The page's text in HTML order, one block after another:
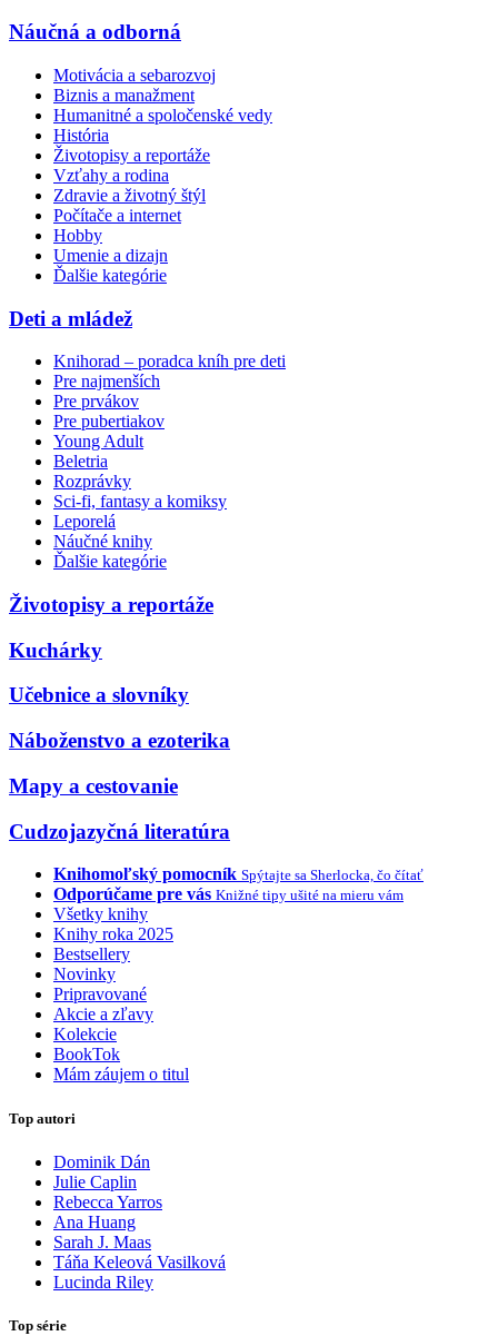
Náučná a odborná
Motivácia a sebarozvoj
Biznis a manažment
Humanitné a spoločenské vedy
História
Životopisy a reportáže
Vzťahy a rodina
Zdravie a životný štýl
Počítače a internet
Hobby
Umenie a dizajn
Ďalšie kategórie
Deti a mládež
Knihorad – poradca kníh pre deti
Pre najmenších
Pre prvákov
Pre pubertiakov
Young Adult
Beletria
Rozprávky
Sci-fi, fantasy a komiksy
Leporelá
Náučné knihy
Ďalšie kategórie
Životopisy a reportáže
Kuchárky
Učebnice a slovníky
Náboženstvo a ezoterika
Mapy a cestovanie
Cudzojazyčná literatúra
Knihomoľský pomocník Spýtajte sa Sherlocka, čo čítať
Odporúčame pre vás Knižné tipy ušité na mieru vám
Všetky knihy
Knihy roka 2025
Bestsellery
Novinky
Pripravované
Akcie a zľavy
Kolekcie
BookTok
Mám záujem o titul
Top autori
Dominik Dán
Julie Caplin
Rebecca Yarros
Ana Huang
Sarah J. Maas
Táňa Keleová Vasilková
Lucinda Riley
Top série